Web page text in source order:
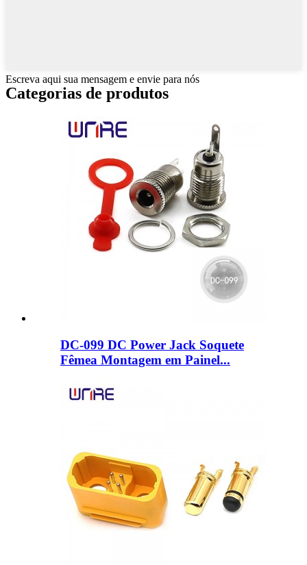
Escreva aqui sua mensagem e envie para nós
Categorias de produtos
DC-099 DC Power Jack Soquete
Fêmea Montagem em Painel...